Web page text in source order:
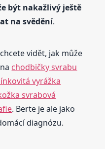
být nakažlivý ještě
na svědění.
vidět, jak může
chodbičky svrabu
vyrážka
svrabová
. Berte je ale jako
diagnózu.